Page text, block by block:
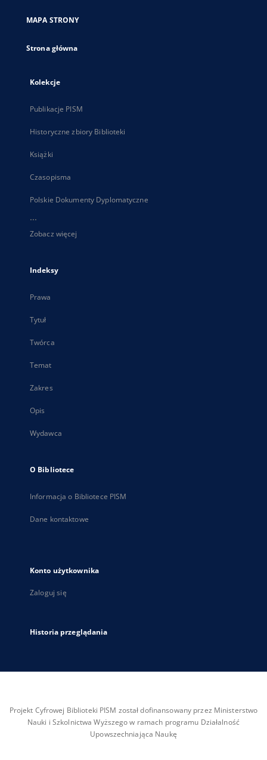
karcie
MAPA STRONY
Strona główna
Kolekcje
Publikacje PISM
Historyczne zbiory Biblioteki
Książki
Czasopisma
Polskie Dokumenty Dyplomatyczne
...
Zobacz więcej
Indeksy
Prawa
Tytuł
Twórca
Temat
Zakres
Opis
Wydawca
O Bibliotece
Informacja o Bibliotece PISM
Dane kontaktowe
Konto użytkownika
Zaloguj się
Historia przeglądania
Projekt Cyfrowej Biblioteki PISM został dofinansowany przez Ministerstwo
Nauki i Szkolnictwa Wyższego w ramach programu Działalność
Upowszechniająca Naukę